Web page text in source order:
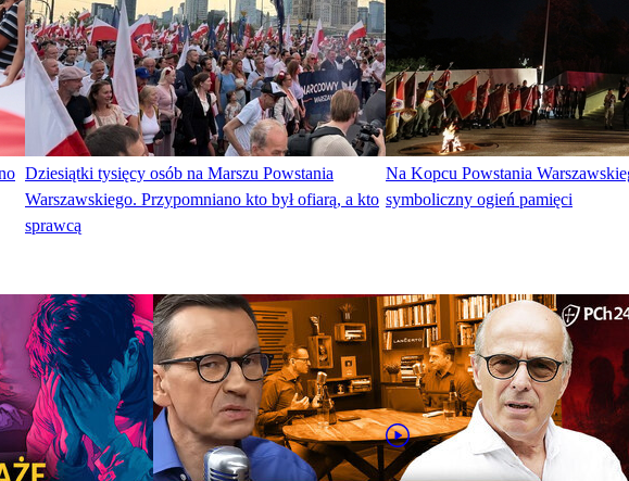
Dziesiątki tysięcy osób na Marszu Powstania
Warszawskiego. Przypomniano kto był ofiarą, a kto
sprawcą
Na Kopcu Powstania
symboliczny ogień pamięci